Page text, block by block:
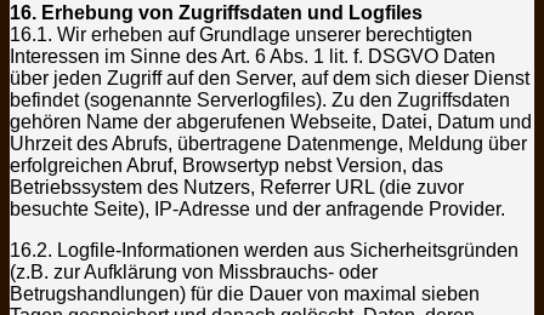
16. Erhebung von Zugriffsdaten und Logfiles
16.1. Wir erheben auf Grundlage unserer berechtigten
Interessen im Sinne des Art. 6 Abs. 1 lit. f. DSGVO Daten
über jeden Zugriff auf den Server, auf dem sich dieser Dienst
befindet (sogenannte Serverlogfiles). Zu den Zugriffsdaten
gehören Name der abgerufenen Webseite, Datei, Datum und
Uhrzeit des Abrufs, übertragene Datenmenge, Meldung über
erfolgreichen Abruf, Browsertyp nebst Version, das
Betriebssystem des Nutzers, Referrer URL (die zuvor
besuchte Seite), IP-Adresse und der anfragende Provider.
16.2. Logfile-Informationen werden aus Sicherheitsgründen
(z.B. zur Aufklärung von Missbrauchs- oder
Betrugshandlungen) für die Dauer von maximal sieben